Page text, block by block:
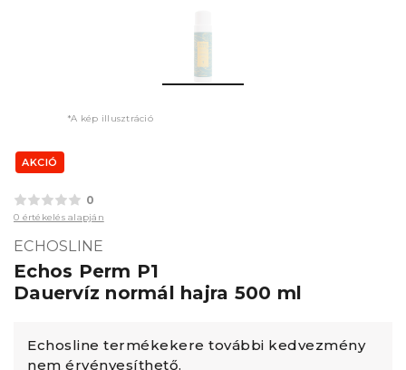
*A kép illusztráció
AKCIÓ
0
0 értékelés alapján
ECHOSLINE
Echos Perm P1
Dauervíz normál hajra 500 ml
Echosline termékekere további kedvezmény
nem érvényesíthető.